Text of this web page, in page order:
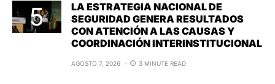
LA ESTRATEGIA NACIONAL DE
SEGURIDAD GENERA RESULTADOS
CON ATENCIÓN A LAS CAUSAS Y
COORDINACIÓN INTERINSTITUCIONAL
AGOSTO 7, 2026 3 MINUTE READ